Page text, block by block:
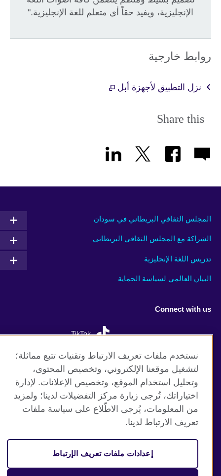
الإنجليزية، ويفيد حقاً أي متعلم للغة الإنجليزية."
روابط خارجية
نزل التطبيق لأجهزة أبل
Share this
المجلس الثقافي البريطاني في سودان
الشراكة مع المجلس الثقافي البريطاني
تدريس اللغة الإنجليزية
البيان العالمي لسياسة الحماية
Connect with us
TikTok
موقع المجلس الثقافي البريطاني العالمي
الخصوصية وشروط الاستخدام
ملفات تعريف الإرتباط
خارطة الموقع
(The United Kingdom’s international organisation for cultural
relations and educational opportunities. A registered charity:
نستخدم ملفات تعريف الارتباط وتقنيات تتبع مماثلة؛
لتشغيل موقعنا الإلكتروني، وتخصيص المحتوى،
وتحليل استخدام الموقع، وتخصيص الإعلانات. لإدارة
اختياراتك، تُرجى زيارة مركز التفضيلات لدينا؛ ولمزيد
من المعلومات، يُرجى الاطّلاع على سياسة ملفات
تعريف الارتباط لدينا.
إعدادات ملفات تعريف الإرتباط